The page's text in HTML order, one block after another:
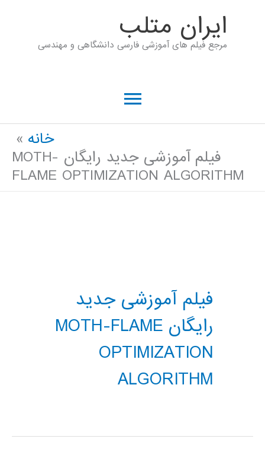
ايران متلب
مرجع فیلم های آموزشی فارسی دانشگاهی و مهندسی
فهرست
خانه
فیلم آموزشی جدید رایگان MOTH-
FLAME OPTIMIZATION ALGORITHM
فیلم آموزشی جدید
رایگان MOTH-FLAME
OPTIMIZATION
ALGORITHM